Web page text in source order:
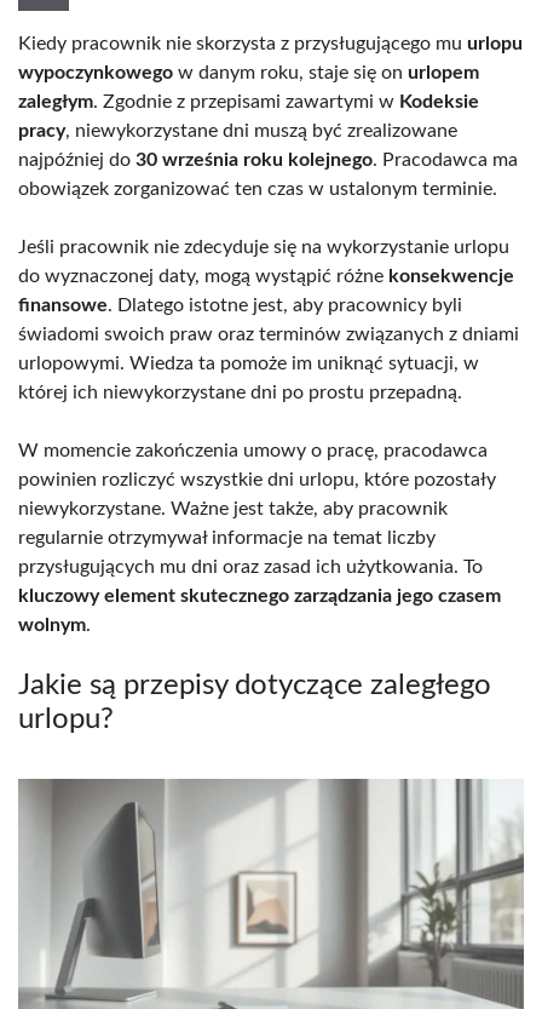
Kiedy pracownik nie skorzysta z przysługującego mu urlopu
wypoczynkowego w danym roku, staje się on urlopem
zaległym. Zgodnie z przepisami zawartymi w Kodeksie
pracy, niewykorzystane dni muszą być zrealizowane
najpóźniej do 30 września roku kolejnego. Pracodawca ma
obowiązek zorganizować ten czas w ustalonym terminie.
Jeśli pracownik nie zdecyduje się na wykorzystanie urlopu
do wyznaczonej daty, mogą wystąpić różne konsekwencje
finansowe. Dlatego istotne jest, aby pracownicy byli
świadomi swoich praw oraz terminów związanych z dniami
urlopowymi. Wiedza ta pomoże im uniknąć sytuacji, w
której ich niewykorzystane dni po prostu przepadną.
W momencie zakończenia umowy o pracę, pracodawca
powinien rozliczyć wszystkie dni urlopu, które pozostały
niewykorzystane. Ważne jest także, aby pracownik
regularnie otrzymywał informacje na temat liczby
przysługujących mu dni oraz zasad ich użytkowania. To
kluczowy element skutecznego zarządzania jego czasem
wolnym.
Jakie są przepisy dotyczące zaległego
urlopu?